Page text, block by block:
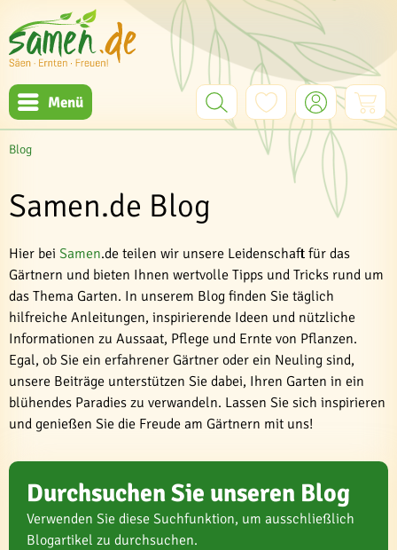
Menü
Blog
Samen.de Blog
Hier bei Samen.de teilen wir unsere Leidenschaft für das
Gärtnern und bieten Ihnen wertvolle Tipps und Tricks rund um
das Thema Garten. In unserem Blog finden Sie täglich
hilfreiche Anleitungen, inspirierende Ideen und nützliche
Informationen zu Aussaat, Pflege und Ernte von Pflanzen.
Egal, ob Sie ein erfahrener Gärtner oder ein Neuling sind,
unsere Beiträge unterstützen Sie dabei, Ihren Garten in ein
blühendes Paradies zu verwandeln. Lassen Sie sich inspirieren
und genießen Sie die Freude am Gärtnern mit uns!
Durchsuchen Sie unseren Blog
Verwenden Sie diese Suchfunktion, um ausschließlich
Blogartikel zu durchsuchen.